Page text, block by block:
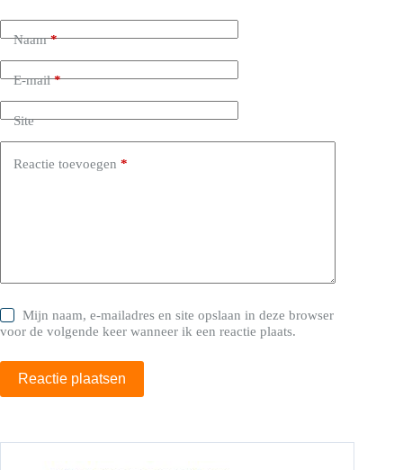
Naam*
E-mail*
Site
Reactie toevoegen *
Mijn naam, e-mailadres en site opslaan in deze browser
voor de volgende keer wanneer ik een reactie plaats.
Reactie plaatsen